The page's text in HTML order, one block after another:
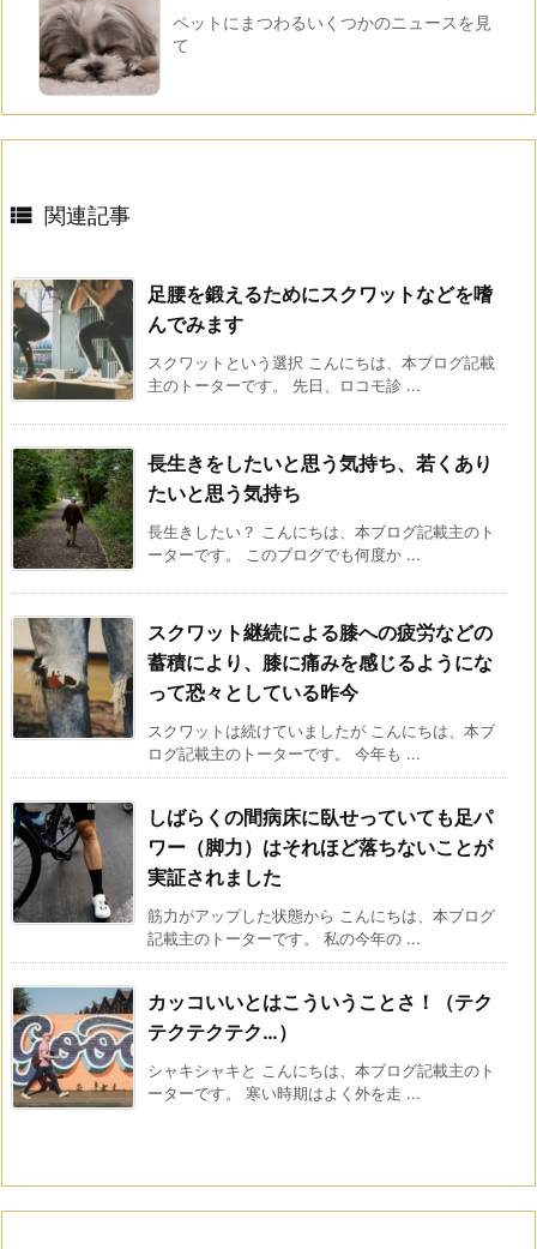
ペットにまつわるいくつかのニュースを見
て
 関連記事
足腰を鍛えるためにスクワットなどを嗜
んでみます
スクワットという選択 こんにちは、本ブログ記載
主のトーターです。 先日、ロコモ診 ...
長生きをしたいと思う気持ち、若くあり
たいと思う気持ち
長生きしたい？ こんにちは、本ブログ記載主のト
ーターです。 このブログでも何度か ...
スクワット継続による膝への疲労などの
蓄積により、膝に痛みを感じるようにな
って恐々としている昨今
スクワットは続けていましたが こんにちは、本ブ
ログ記載主のトーターです。 今年も ...
しばらくの間病床に臥せっていても足パ
ワー（脚力）はそれほど落ちないことが
実証されました
筋力がアップした状態から こんにちは、本ブログ
記載主のトーターです。 私の今年の ...
カッコいいとはこういうことさ！（テク
テクテクテク…）
シャキシャキと こんにちは、本ブログ記載主のト
ーターです。 寒い時期はよく外を走 ...